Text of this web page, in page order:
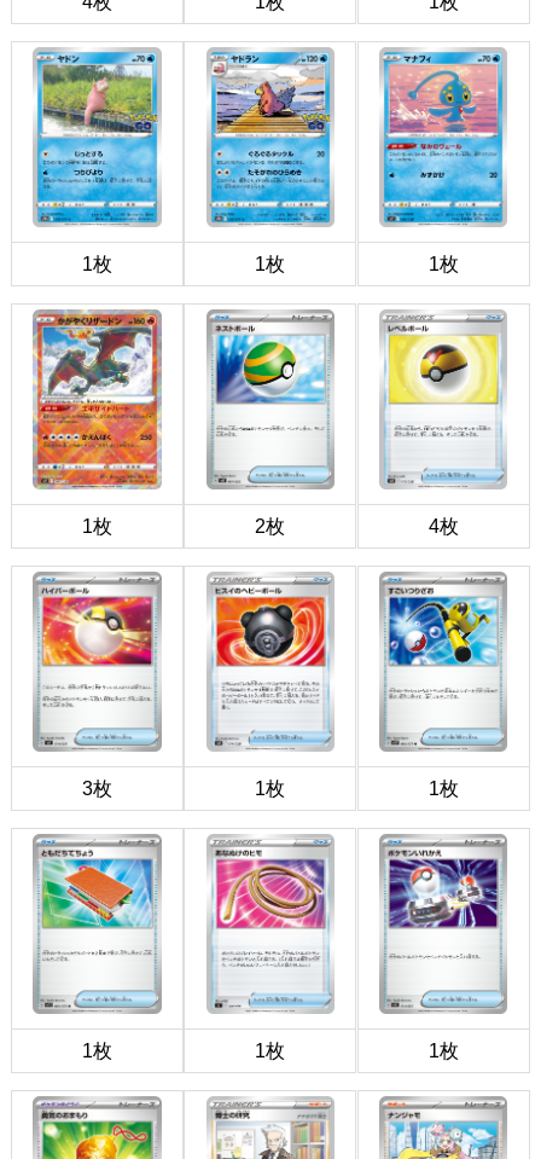
1枚 1枚 1枚
1枚 2枚 4枚
3枚 1枚 1枚
1枚 1枚 1枚